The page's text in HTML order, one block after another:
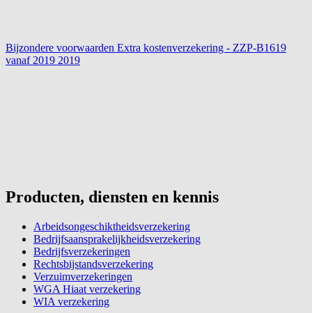
Bijzondere voorwaarden Extra kostenverzekering - ZZP-B1619
vanaf 2019 2019
Producten, diensten en kennis
Arbeidsongeschiktheidsverzekering
Bedrijfsaansprakelijkheidsverzekering
Bedrijfsverzekeringen
Rechtsbijstandsverzekering
Verzuimverzekeringen
WGA Hiaat verzekering
WIA verzekering